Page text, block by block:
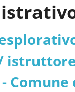
Su